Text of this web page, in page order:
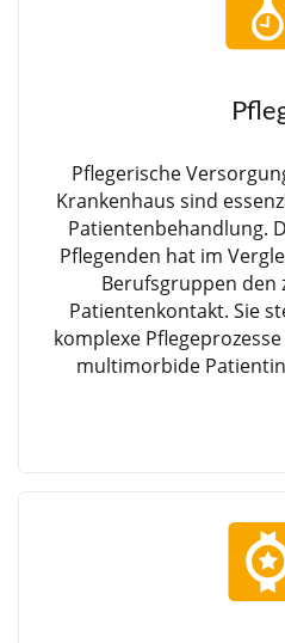
Pflegerische
Krankenhaus sind
Patientenbehandlung.
Pflegenden hat im
Berufsgruppen den
Patientenkontakt. Sie
komplexe
multimorbide